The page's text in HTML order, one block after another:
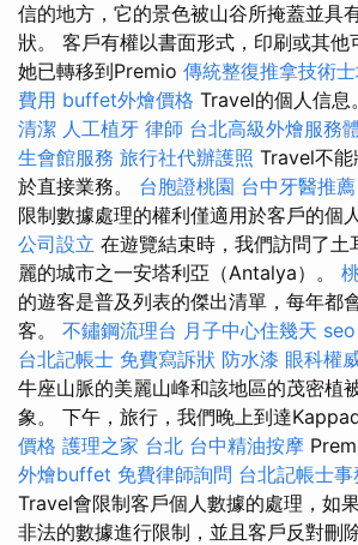
信的地方，它的景色被山谷所掩蓋並具
狀。 客戶有權以書面形式，印刷或其他
她已轉移到Premio 傳統整復推拿技術士
費用 buffet外燴價格 Travel的個人信息
清潔 人工植牙 律師 台北高級外燴服務
生會館服務 旅行社代辦護照 Travel不能
於直接業務。 台胞證桃園 台中牙醫推薦
限制數據處理的權利僅適用於客戶的個
公司設立 在遊覽結束時，我們訪問了土
麗的城市之一安塔利亞（Antalya）。
的遊客是普及列表的傑出清單，每年都
客。 不鏽鋼流理台 月子中心住幾天
台北記帳士 免費寫訴狀 防水漆 眼科權
牛座山脈的美麗山峰和該地區的茂密植
象。 下午，旅行，我們晚上到達
價格 護理之家 台北 台中精油按摩
外燴buffet 免費律師詢問 台北記帳士
Travel會限制客戶個人數據的處理，如
非法的數據進行限制，並且客戶反對刪